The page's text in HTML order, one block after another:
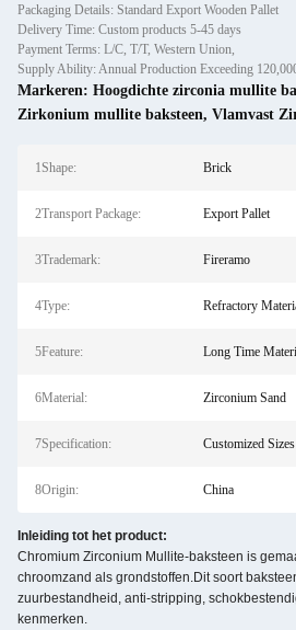
Packaging Details: Standard Export Wooden Pallet
Delivery Time: Custom products 5-45 days
Payment Terms: L/C, T/T, Western Union,
Markeren: Hoogdichte zirconia mullite
Zirkonium mullite baksteen, Vlamvast
1Shape: Brick
2Transport Package: Export Pallet
3Trademark: Fireramo
4Type: Refractory
5Feature: Long Time
6Material: Zirconium Sand
7Specification: Customized
8Origin: China
Inleiding tot het product:
Chromium Zirconium Mullite-baksteen is
chroomzand als grondstoffen.Dit soort
zuurbestandheid, anti-stripping,
kenmerken.